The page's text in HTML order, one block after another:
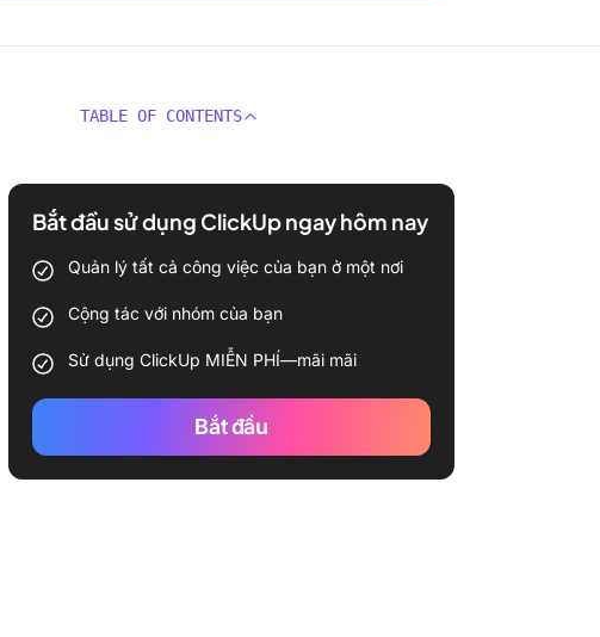
TABLE OF CONTENTS
Bắt đầu sử dụng ClickUp ngay hôm nay
Quản lý tất cả công việc của bạn ở một nơi
Cộng tác với nhóm của bạn
Sử dụng ClickUp MIỄN PHÍ—mãi mãi
Bắt đầu